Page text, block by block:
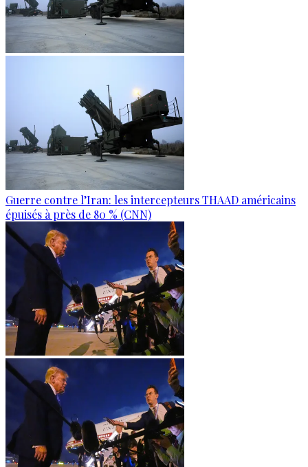
Guerre contre l’Iran: les intercepteurs THAAD américains
épuisés à près de 80 % (CNN)